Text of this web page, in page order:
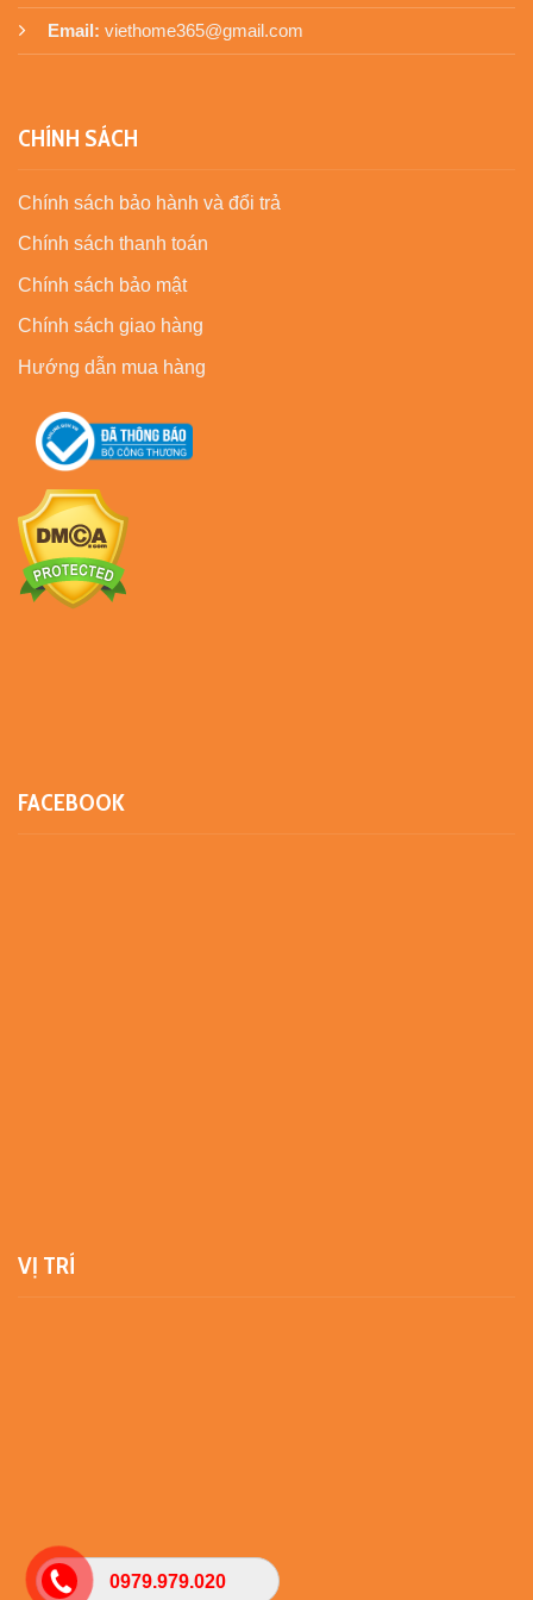
0979.979.020
Email: viethome365@gmail.com
CHÍNH SÁCH
Chính sách bảo hành và đổi trả
Chính sách thanh toán
Chính sách bảo mật
Chính sách giao hàng
Hướng dẫn mua hàng
FACEBOOK
VỊ TRÍ